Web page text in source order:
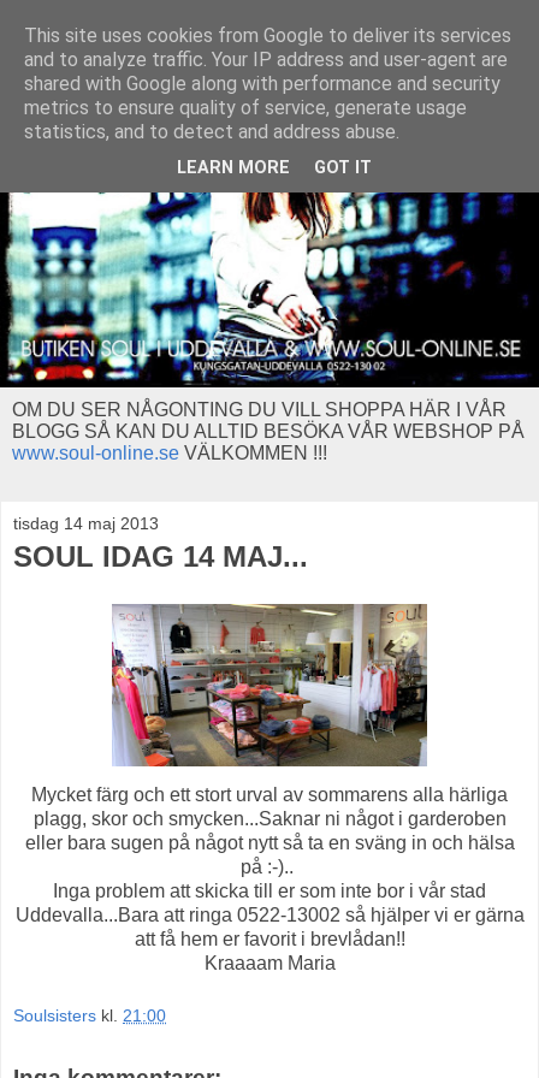
OM DU SER NÅGONTING DU VILL SHOPPA HÄR I VÅR
BLOGG SÅ KAN DU ALLTID BESÖKA VÅR WEBSHOP PÅ
www.soul-online.se VÄLKOMMEN !!!
tisdag 14 maj 2013
SOUL IDAG 14 MAJ...
Mycket färg och ett stort urval av sommarens alla härliga
plagg, skor och smycken...Saknar ni något i garderoben
eller bara sugen på något nytt så ta en sväng in och hälsa
på :-)..
Inga problem att skicka till er som inte bor i vår stad
Uddevalla...Bara att ringa 0522-13002 så hjälper vi er gärna
att få hem er favorit i brevlådan!!
Kraaaam Maria
Soulsisters kl. 21:00
This site uses cookies from Google to deliver its services
and to analyze traffic. Your IP address and user-agent are
shared with Google along with performance and security
metrics to ensure quality of service, generate usage
statistics, and to detect and address abuse.
LEARN MORE GOT IT